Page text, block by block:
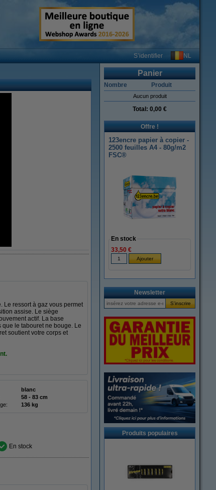
S’identifier NL
Le ressort à gaz vous permet
assise. Le siège
actif. La base
le tabouret ne bouge. Le
soutient votre corps et
blanc
58 - 83 cm
136 kg
En stock
Panier
Nombre Produit
Aucun produit
Total: 0,00 €
Offre !
123encre papier à copier -
2500 feuilles A4 - 80g/m2
FSC®
En stock
33,50 €
Newsletter
Produits populaires